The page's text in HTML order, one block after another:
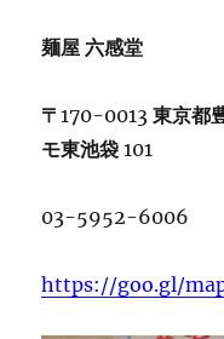
麺屋 六感堂
〒170-0013東京都
モ東池袋 101
03-5952-6006
https://goo.gl/